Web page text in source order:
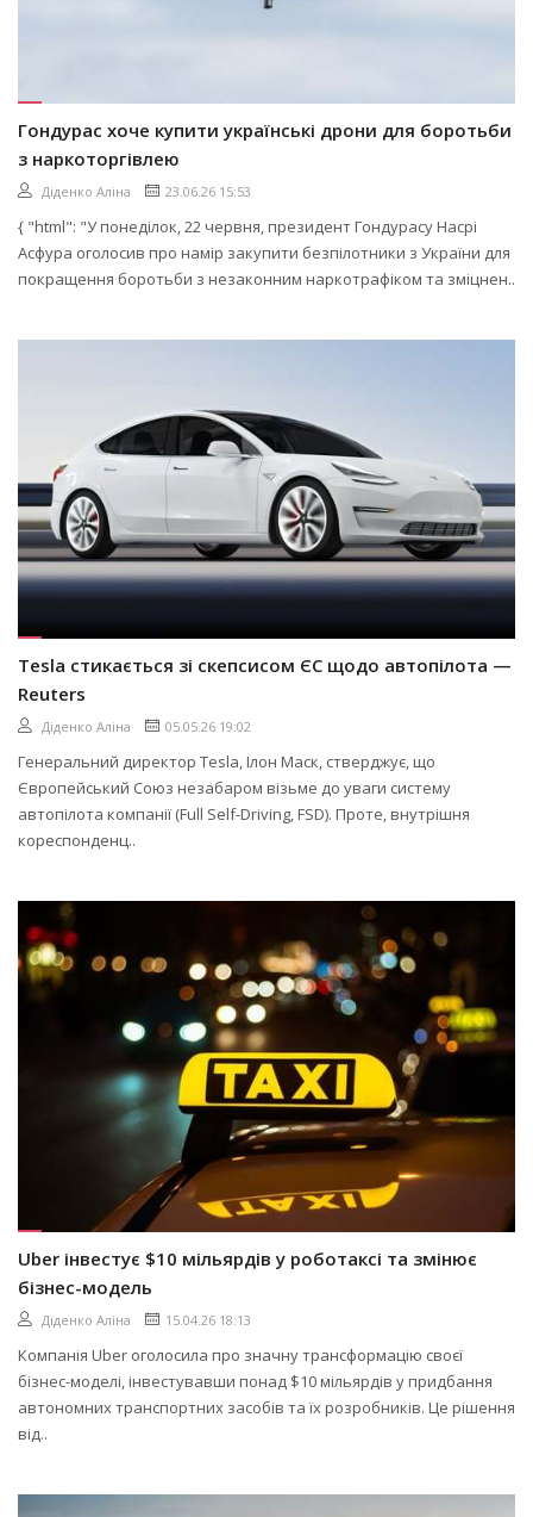
Гондурас хоче купити українські дрони для боротьби
з наркоторгівлею
Діденко Аліна 23.06.26 15:53
{ "html": "У понеділок, 22 червня, президент Гондурасу Насрі
Асфура оголосив про намір закупити безпілотники з України для
покращення боротьби з незаконним наркотрафіком та зміцнен..
Tesla стикається зі скепсисом ЄС щодо автопілота —
Reuters
Діденко Аліна 05.05.26 19:02
Генеральний директор Tesla, Ілон Маск, стверджує, що
Європейський Союз незабаром візьме до уваги систему
автопілота компанії (Full Self-Driving, FSD). Проте, внутрішня
кореспонденц..
Uber інвестує $10 мільярдів у роботаксі та змінює
бізнес-модель
Діденко Аліна 15.04.26 18:13
Компанія Uber оголосила про значну трансформацію своєї
бізнес-моделі, інвестувавши понад $10 мільярдів у придбання
автономних транспортних засобів та їх розробників. Це рішення
від..